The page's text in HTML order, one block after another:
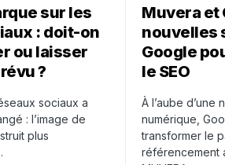
sur les
: doit-on
ou laisser
?
sociaux a
: l’image de
plus
Muvera et
nouvelles
Google
le SEO
À l’aube d’une
numérique,
transformer le
référencement